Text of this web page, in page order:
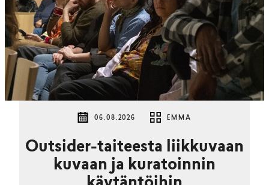
06.08.2026 EMMA
Outsider-taiteesta liikkuvaan
kuvaan ja kuratoinnin